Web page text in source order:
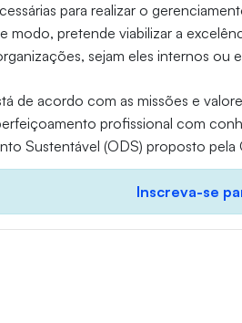
para realizar o
modo, pretende viabilizar a
sejam eles internos ou
de acordo com as missões e
profissional com
Sustentável (ODS) proposto pela
Inscreva-se